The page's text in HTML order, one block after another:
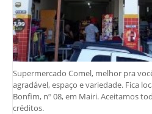
Supermercado Comel, melhor pra
agradável, espaço e variedade. Fica
Bonfim, nº 08, em Mairi. Aceitamos
créditos.